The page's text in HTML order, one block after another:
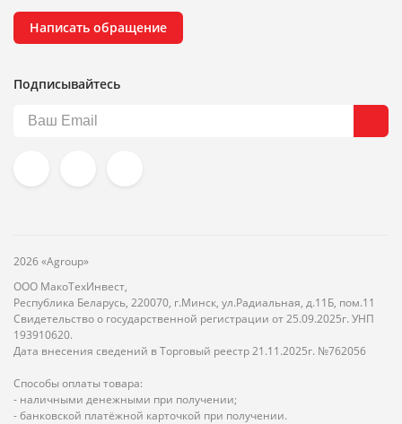
Написать обращение
Подписывайтесь
2026 «Agroup»
ООО МакоТехИнвест,
Республика Беларусь, 220070, г.Минск, ул.Радиальная, д.11Б, пом.11
Свидетельство о государственной регистрации от 25.09.2025г. УНП
193910620.
Дата внесения сведений в Торговый реестр 21.11.2025г. №762056
Способы оплаты товара:
- наличными денежными при получении;
- банковской платёжной карточкой при получении.